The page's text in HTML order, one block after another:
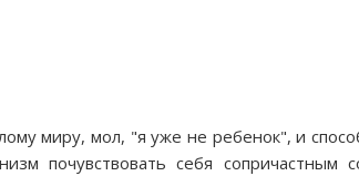
миру, мол, "я уже не ребенок", и
почувствовать себя сопричастным